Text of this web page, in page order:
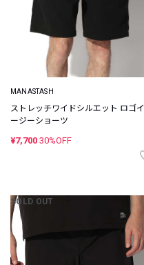
MANASTASH
ストレッチワイドシルエット ロゴイ
ージーショーツ
¥7,700 30%OFF
SOLD OUT